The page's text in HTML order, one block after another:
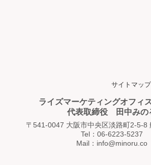
サイトマップ
ライズマーケティングオフィ
代表取締役 田中みの
〒541-0047 大阪市中央区淡路町2-5-8
Tel：06-6223-5237
Mail：info@minoru.co